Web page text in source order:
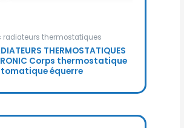
radiateurs thermostatiques
THERMOSTATIQUES
Corps thermostatique
équerre